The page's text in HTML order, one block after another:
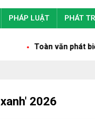
PHÁP LUẬT PHÁT
văn phát biểu của Tổng
2026